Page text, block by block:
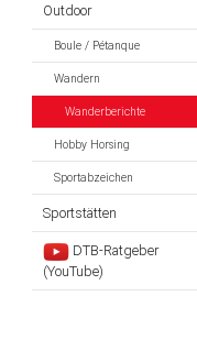
Outdoor
Boule / Pétanque
Wandern
Wanderberichte
Hobby Horsing
Sportabzeichen
Sportstätten
DTB-Ratgeber
(YouTube)